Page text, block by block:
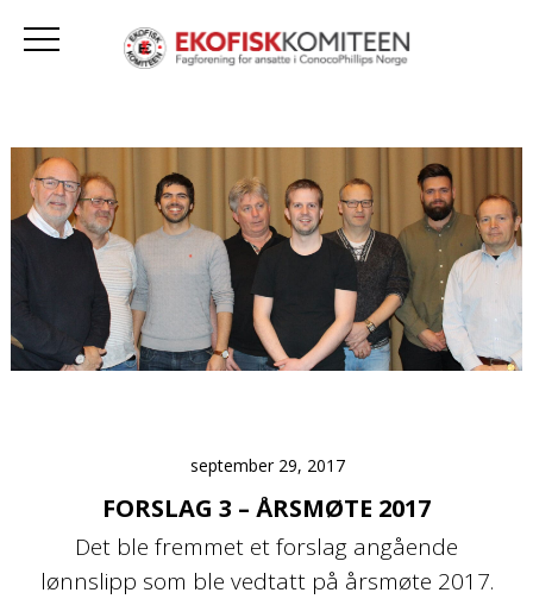
september 29, 2017
FORSLAG 3 – ÅRSMØTE 2017
Det ble fremmet et forslag angående
lønnslipp som ble vedtatt på årsmøte 2017.